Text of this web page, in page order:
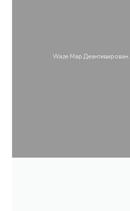
Waze Map Деактивирован.